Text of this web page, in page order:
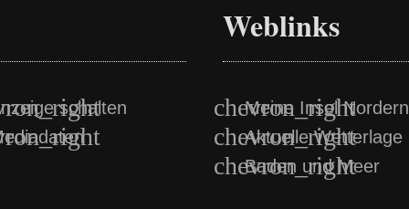
schalten
Weblinks
Meine Insel
Aktuelle Wetterlage
Baden und Meer